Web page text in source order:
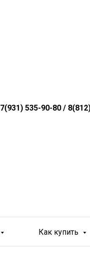
7(931) 535-90-80 /
Как купить